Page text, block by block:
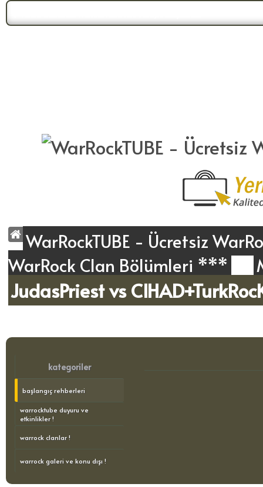
WarRockTUBE - Ücretsiz
WarRock Clan Bölümleri ***
JudasPriest vs
kategoriler
başlangıç rehberleri
warrocktube duyuru ve
etkinlikler !
warrock clanlar !
warrock galeri ve konu dışı !